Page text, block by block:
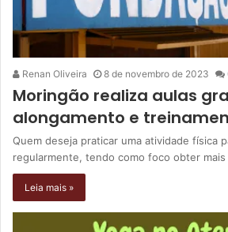
Renan Oliveira 8 de novembro de 2023
Moringão realiza aulas
alongamento e
Quem deseja praticar uma atividade física
regularmente, tendo como foco obter
Leia mais »